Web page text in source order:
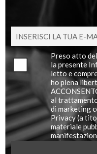
Preso atto
la presente
letto e
ho piena
al
di marketing
Privacy (a
materiale